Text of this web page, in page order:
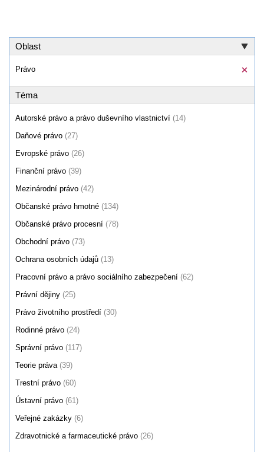
Oblast
Právo
Téma
Autorské právo a právo duševního vlastnictví (14)
Daňové právo (27)
Evropské právo (26)
Finanční právo (39)
Mezinárodní právo (42)
Občanské právo hmotné (134)
Občanské právo procesní (78)
Obchodní právo (73)
Ochrana osobních údajů (13)
Pracovní právo a právo sociálního zabezpečení (62)
Právní dějiny (25)
Právo životního prostředí (30)
Rodinné právo (24)
Správní právo (117)
Teorie práva (39)
Trestní právo (60)
Ústavní právo (61)
Veřejné zakázky (6)
Zdravotnické a farmaceutické právo (26)